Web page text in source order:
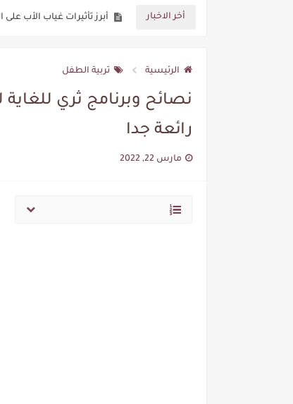
أخر الاخبار كيف تصبحين أما حازمة و
الرئيسية تربية الطفل
نصائح وبرنامج ثري
رائعة جدا
مارس 22, 2022